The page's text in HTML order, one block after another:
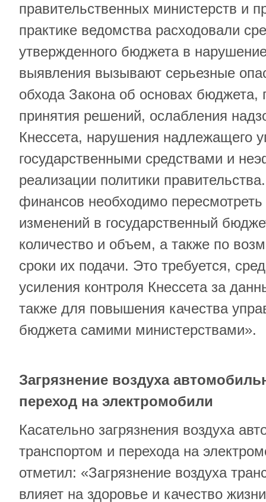
правительственных министерств и
практике ведомства расходовали
утвержденного бюджета в
выявления вызывают серьезные
обхода Закона об основах бюджета,
принятия решений, ослабления
Кнессета, нарушения надлежащего
государственными средствами и
реализации политики
финансов необходимо
изменений в государственный
количество и объем, а также по
сроки их подачи. Это требуется,
усиления контроля Кнессета за
также для повышения качества
бюджета самими министерствами».
Загрязнение воздуха
переход на электромобили
Касательно загрязнения воздуха
транспортом и перехода на
отметил: «Загрязнение воздуха
влияет на здоровье и качество